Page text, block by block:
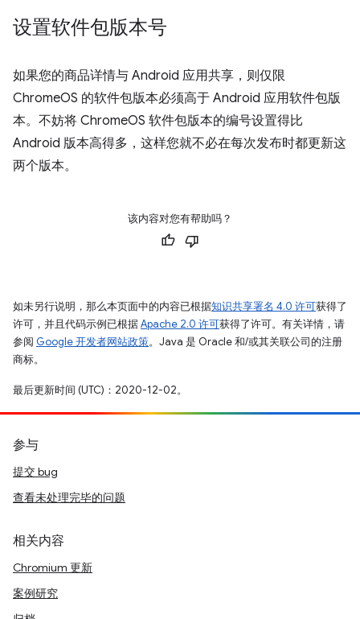
设置软件包版本号
如果您的商品详情与 Android 应用共享，则仅限
ChromeOS 的软件包版本必须高于 Android 应用软件包版
本。不妨将 ChromeOS 软件包版本的编号设置得比
Android 版本高得多，这样您就不必在每次发布时都更新这
两个版本。
该内容对您有帮助吗？
如未另行说明，那么本页面中的内容已根据知识共享署名 4.0 许可获得了
许可，并且代码示例已根据Apache 2.0 许可获得了许可。有关详情，请
参阅 Google 开发者网站政策。Java 是 Oracle 和/或其关联公司的注册
商标。
最后更新时间 (UTC)：2020-12-02。
参与
提交 bug
查看未处理完毕的问题
相关内容
Chromium 更新
案例研究